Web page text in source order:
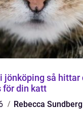
så hittar du en
för din katt
Rebecca Sundberg